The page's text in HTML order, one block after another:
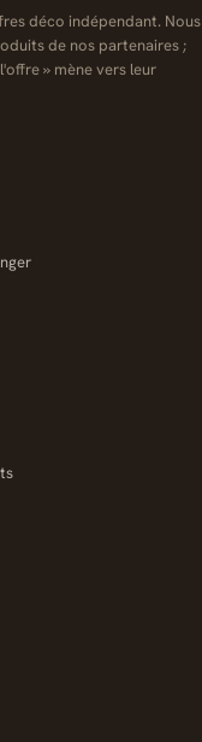
déco indépendant. Nous
de nos partenaires ;
» mène vers leur